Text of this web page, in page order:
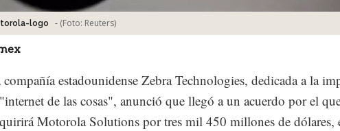
logo - (Foto: Reuters)
estadounidense Zebra Technologies, dedicada a la
de las cosas", anunció que llegó a un acuerdo por el
Motorola Solutions por tres mil 450 millones de dólares,